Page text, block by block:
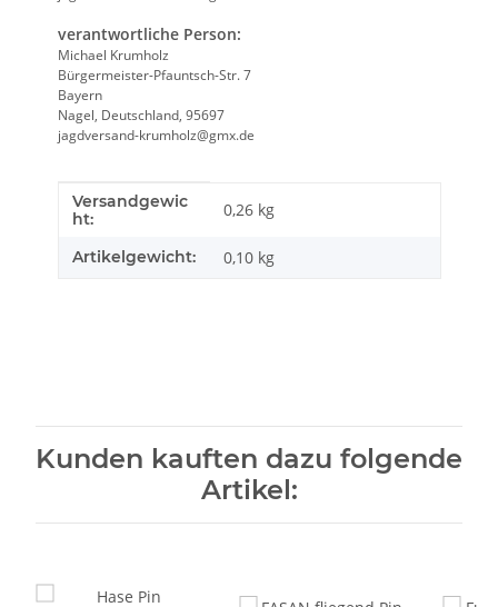
verantwortliche Person:
Michael Krumholz
Bürgermeister-Pfauntsch-Str. 7
Bayern
Nagel, Deutschland, 95697
jagdversand-krumholz@gmx.de
Produkteigenschaft
Wert
Versandgewic
ht:
0,26 kg
Artikelgewicht: 0,10 kg
Kunden kauften dazu folgende
Artikel: